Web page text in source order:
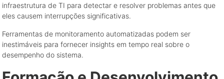
infraestrutura de TI para detectar e resolver problemas antes que
eles causem interrupções significativas.
Ferramentas de monitoramento automatizadas podem ser
inestimáveis ​​para fornecer insights em tempo real sobre o
desempenho do sistema.